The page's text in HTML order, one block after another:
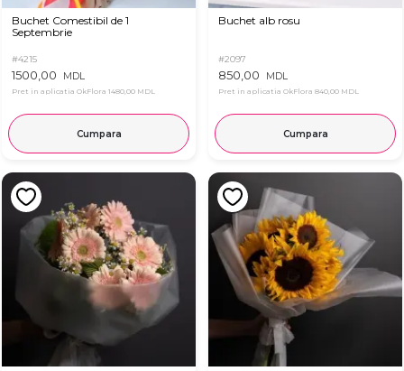
Buchet Comestibil de 1
Septembrie
#4215
1500,00 MDL
Pret in aplicatia OkFlora 1480,00 MDL
Cumpara
Buchet alb rosu
#2097
850,00 MDL
Pret in aplicatia OkFlora 840,00 MDL
Cumpara